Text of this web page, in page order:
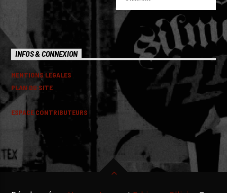
INFOS & CONNEXION
MENTIONS LEGALES
PLAN DU SITE
ESPACE CONTRIBUTEURS